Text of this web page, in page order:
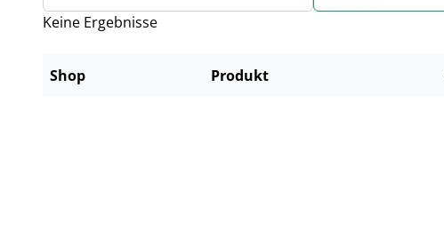
Keine Ergebnisse
Shop Produkt